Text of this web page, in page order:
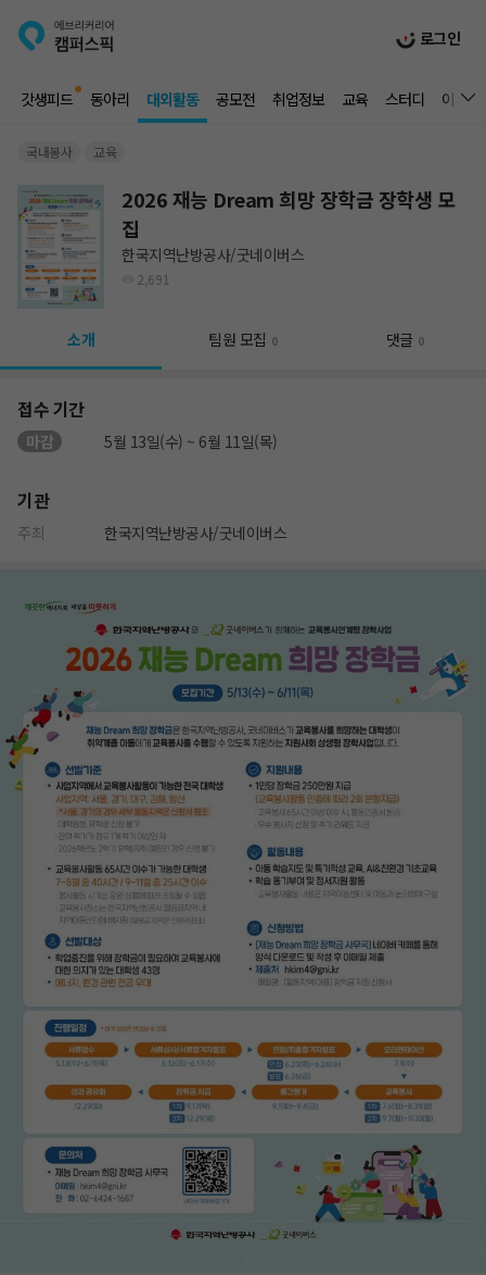
로그인
갓생피드 동아리 대외활동 공모전 취업정보 교육 스터디 이벤트
국내봉사 교육
2026 재능 Dream 희망 장학금 장학생 모
집
한국지역난방공사/굿네이버스
2,691
소개 팀원 모집 0 댓글 0
접수 기간
마감 5월 13일(수) ~ 6월 11일(목)
기관
주최 한국지역난방공사/굿네이버스